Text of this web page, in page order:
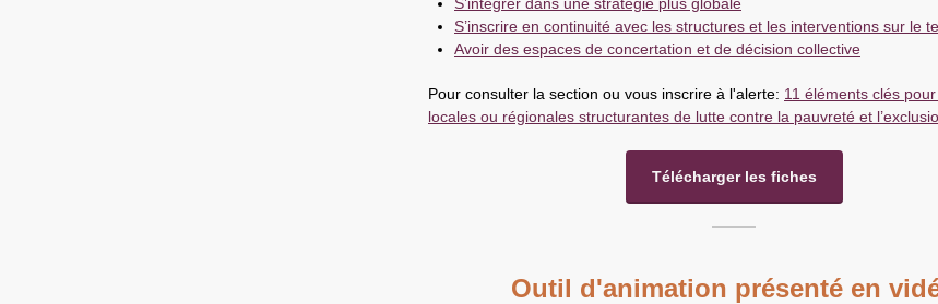
S’inscrire en continuité avec les structures et les interventions sur le
Avoir des espaces de concertation et de décision collective
Pour consulter la section ou vous inscrire à l'alerte: 11 éléments clés
locales ou régionales structurantes de lutte contre la pauvreté et
Télécharger les fiches
Outil d'animation présenté en